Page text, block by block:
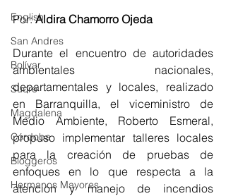
English
San Andres
Bolívar
Sucre
Magdalena
Córdoba
Bloggeros
Hermanos Mayores
Por: Aldira Chamorro Ojeda
Durante el encuentro de autoridades
ambientales nacionales,
departamentales y locales, realizado
en Barranquilla, el viceministro de
Medio Ambiente, Roberto Esmeral,
propuso implementar talleres locales
para la creación de pruebas de
enfoques en lo que respecta a la
atención y manejo de incendios